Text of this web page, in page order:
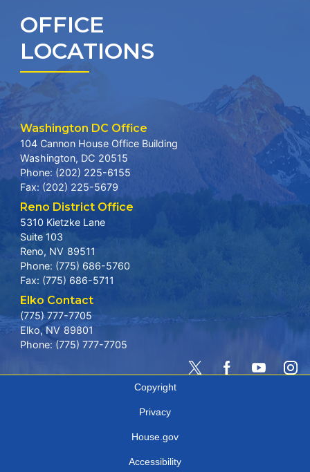
OFFICE
LOCATIONS
Washington DC Office
104 Cannon House Office Building
Washington, DC20515
Phone: (202) 225-6155
Fax: (202) 225-5679
Reno District Office
5310 Kietzke Lane
Suite 103
Reno, NV89511
Phone: (775) 686-5760
Fax: (775) 686-5711
Elko Contact
(775) 777-7705
Elko,NV89801
Phone: (775) 777-7705
Copyright
Privacy
House.gov
Accessibility